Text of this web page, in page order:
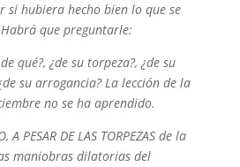
si hubiera hecho bien lo que se
que preguntarle:
qué?, ¿de su torpeza?, ¿de su
su arrogancia? La lección de la
no se ha aprendido.
A PESAR DE LAS TORPEZAS de la
maniobras dilatorias del